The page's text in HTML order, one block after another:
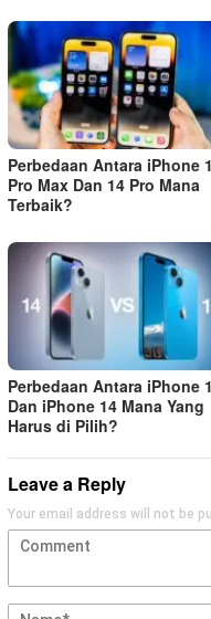
Perbedaan Antara iPhone
Pro Max Dan 14 Pro Mana
Terbaik?
Perbedaan Antara iPhone
Dan iPhone 14 Mana Yang
Harus di Pilih?
Leave a Reply
Your email address will not be